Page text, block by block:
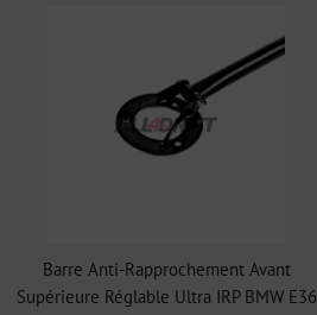
Barre Anti-Rapprochement Avant
Supérieure Réglable Ultra IRP BMW E36